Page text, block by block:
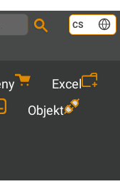
CS
Excel
Objekt